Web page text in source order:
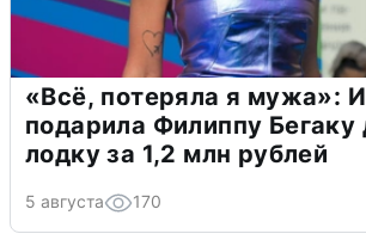
«Всё, потеряла я мужа»:
подарила Филиппу
лодку за 1,2 млн рублей
5 августа 170